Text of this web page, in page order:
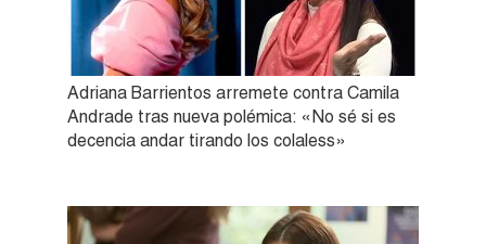
Adriana Barrientos arremete contra Camila
Andrade tras nueva polémica: «No sé si es
decencia andar tirando los colaless»